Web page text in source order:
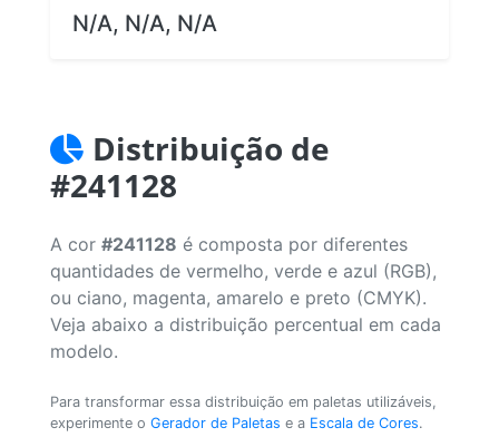
N/A, N/A, N/A
Distribuição de
#241128
A cor #241128 é composta por diferentes
quantidades de vermelho, verde e azul (RGB),
ou ciano, magenta, amarelo e preto (CMYK).
Veja abaixo a distribuição percentual em cada
modelo.
Para transformar essa distribuição em paletas utilizáveis,
experimente o Gerador de Paletas e a Escala de Cores.